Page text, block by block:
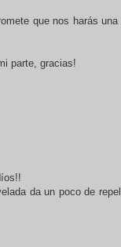
que nos harás
parte, gracias!
da un poco de